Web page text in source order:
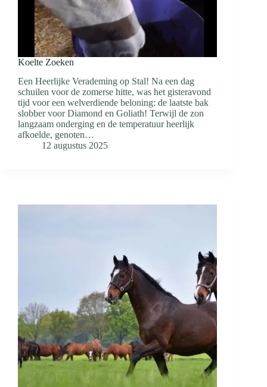
Koelte Zoeken
Een Heerlijke Verademing op Stal! Na een dag
schuilen voor de zomerse hitte, was het gisteravond
tijd voor een welverdiende beloning: de laatste bak
slobber voor Diamond en Goliath! Terwijl de zon
langzaam onderging en de temperatuur heerlijk
afkoelde, genoten…
12 augustus 2025